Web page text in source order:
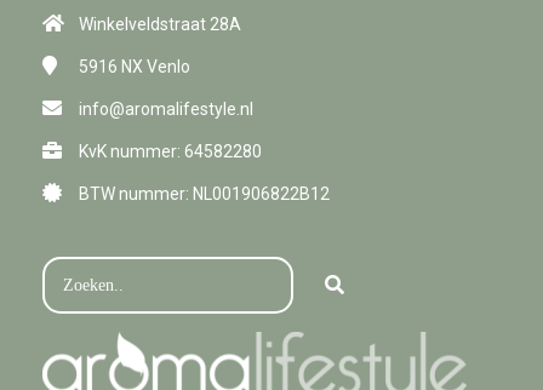
Winkelveldstraat 28A
5916 NX Venlo
info@aromalifestyle.nl
KvK nummer: 64582280
BTW nummer: NL001906822B12